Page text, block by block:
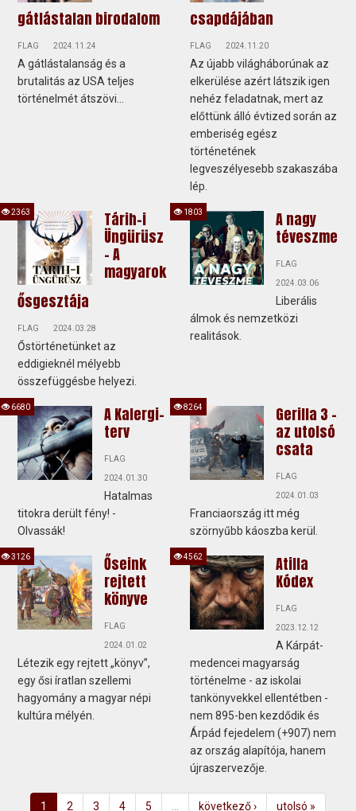
gátlástalan birodalom
FLAG 2024.11.24
A gátlástalanság és a
brutalitás az USA teljes
történelmét átszövi...
csapdájában
FLAG 2024.11.20
Az újabb világháborúnak az
elkerülése azért látszik igen
nehéz feladatnak, mert az
előttünk álló évtized során az
emberiség egész
történetének
legveszélyesebb szakaszába
lép.
Tárih-i
Üngürüsz
- A
magyarok
ősgesztája
FLAG 2024.03.28
Őstörténetünket az
eddigieknél mélyebb
összefüggésbe helyezi.
2363
A nagy
téveszme
FLAG
2024.03.06
Liberális
álmok és nemzetközi
realitások.
1803
A Kalergi-
terv
FLAG
2024.01.30
Hatalmas
titokra derült fény! -
Olvassák!
6680
Gerilla 3 -
az utolsó
csata
FLAG
2024.01.03
Franciaország itt még
szörnyűbb káoszba kerül.
8264
Őseink
rejtett
könyve
FLAG
2024.01.02
Létezik egy rejtett „könyv”,
egy ősi íratlan szellemi
hagyomány a magyar népi
kultúra mélyén.
3126
Atilla
Kódex
FLAG
2023.12.12
A Kárpát-
medencei magyarság
történelme - az iskolai
tankönyvekkel ellentétben -
nem 895-ben kezdődik és
Árpád fejedelem (+907) nem
az ország alapítója, hanem
újraszervezője.
4562
1 2 3 4 5 következő › utolsó »